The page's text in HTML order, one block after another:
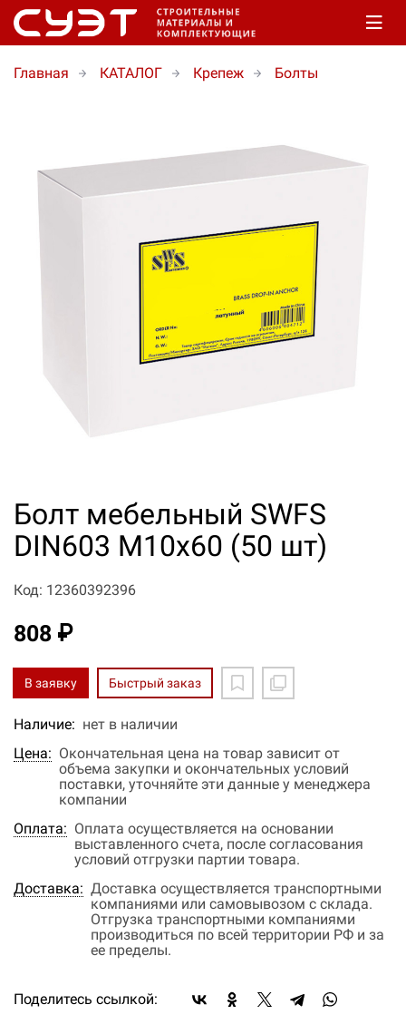
Главная КАТАЛОГ Крепеж Болты
Болт мебельный SWFS
DIN603 М10х60 (50 шт)
Код: 12360392396
808 ₽
В заявку Быстрый заказ
Наличие: нет в наличии
Цена: Окончательная цена на товар зависит от
объема закупки и окончательных условий
поставки, уточняйте эти данные у менеджера
компании
Оплата: Оплата осуществляется на основании
выставленного счета, после согласования
условий отгрузки партии товара.
Доставка: Доставка осуществляется транспортными
компаниями или самовывозом с склада.
Отгрузка транспортными компаниями
производиться по всей территории РФ и за
ее пределы.
Поделитесь ссылкой: